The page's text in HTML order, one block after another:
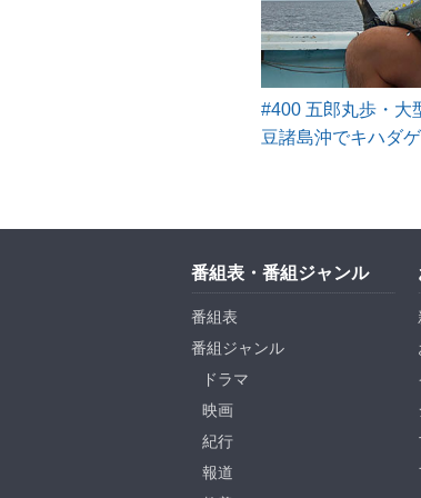
#400 五郎丸歩・大
豆諸島沖でキハダ
番組表・番組ジャンル
番組表
番組ジャンル
ドラマ
映画
紀行
報道